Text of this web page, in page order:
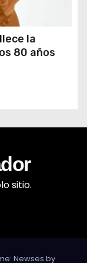
la
80 años
sitio.
Newses by